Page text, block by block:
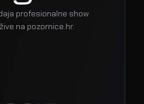
profesionalne show
na pozornice.hr.